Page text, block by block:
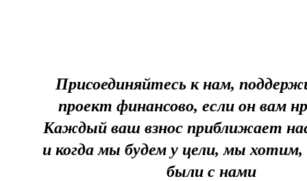
Присоединяйтесь к нам,
проект финансово, если он вам
Каждый ваш взнос приближает
и когда мы будем у цели, мы
были с нами